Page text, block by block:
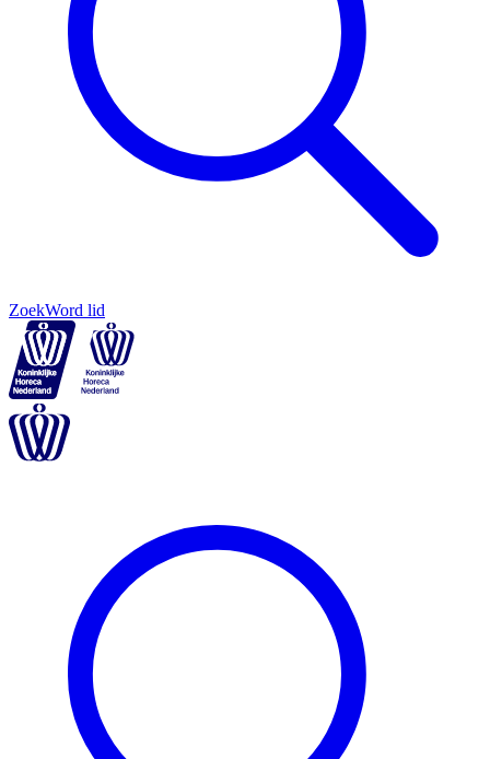
ZoekWord lid